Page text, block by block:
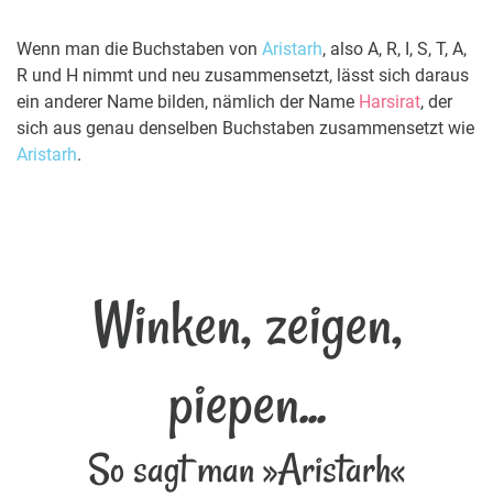
Wenn man die Buchstaben von Aristarh, also A, R, I, S, T, A,
R und H nimmt und neu zusammensetzt, lässt sich daraus
ein anderer Name bilden, nämlich der Name Harsirat, der
sich aus genau denselben Buchstaben zusammensetzt wie
Aristarh.
Winken, zeigen,
piepen...
So sagt man »Aristarh«